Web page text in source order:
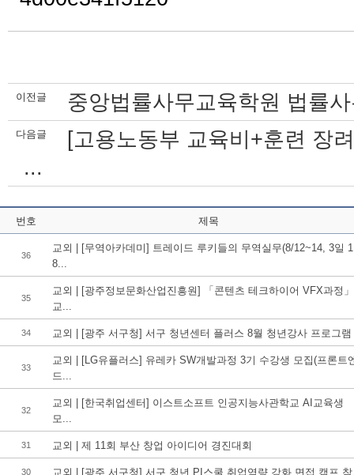
이전글 중앙법률사무교육학원 법률
다음글
[고용노동부 교육비+훈련 장
...
번호 제목
36
교외 | [무역아카데미] 트레이드 루키들의 무역실무(8/12~14, 3일 1
8...
35
교외 | [광주정보문화산업진흥원] 「콘텐츠 테크하이어 VFX과정」
교...
34 교외 | [광주 서구청] 서구 청년센터 플러스 8월 청년강사 프로그램
33
교외 | [LG유플러스] 유레카 SW개발과정 3기 수강생 모집(프론트
드...
32
교외 | [한국취업센터] 이스트소프트 인공지능사관학교 AI교육생
모...
31 교외 | 제 11회 부산 창업 아이디어 경진대회
30 교외 | [광주 서구청] 서구 청년 PI스쿨 취업역량 강화 면접 캠프